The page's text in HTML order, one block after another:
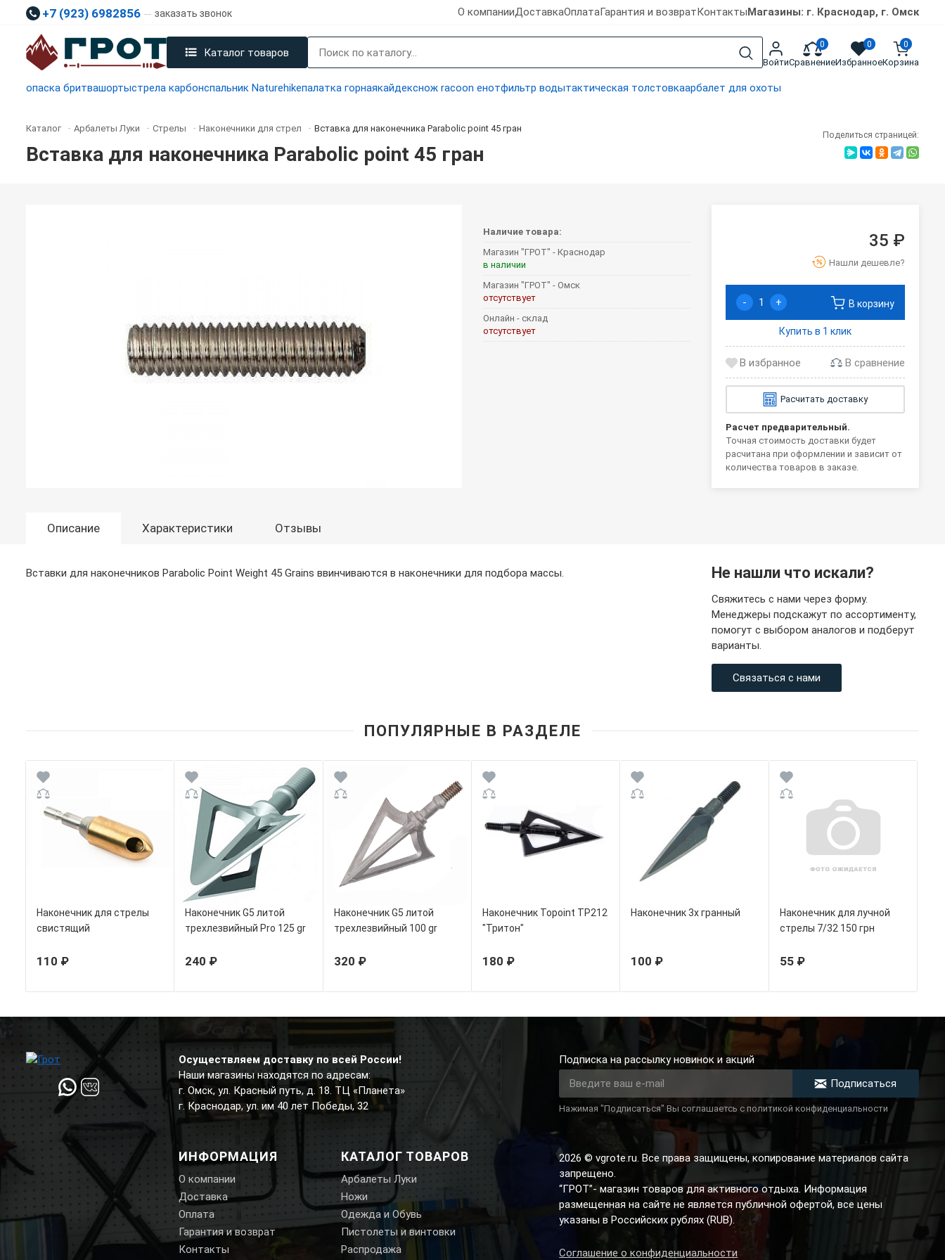
+7 (923) 6982856 заказать звонок О компанииДоставкаОплатаГарантия и возвратКонтактыМагазины: г. Краснодар, г. Омск
Каталог товаров
Войти
0
Сравнение
0
Избранное
0
Корзина
опаска бритвашортыстрела карбонспальник Naturehikeпалатка горнаякайдекснож racoon енотфильтр водытактическая толстовкаарбалет для охоты
Каталог - Арбалеты Луки - Стрелы - Наконечники для стрел - Вставка для наконечника Parabolic point 45 гран
Вставка для наконечника Parabolic point 45 гран
Поделиться страницей:
Наличие товара:
Магазин "ГРОТ" - Краснодар
в наличии
Магазин "ГРОТ" - Омск
отсутствует
Онлайн - склад
отсутствует
35 ₽
Нашли дешевле?
- + В корзину
Купить в 1 клик
В сравнение
Расчитать доставку
Расчет предварительный.
Точная стоимость доставки будет
расчитана при оформлении и зависит от
количества товаров в заказе.
Описание Характеристики Отзывы
Вставки для наконечников Parabolic Point Weight 45 Grains ввинчиваются в наконечники для подбора массы. Не нашли что искали?
Свяжитесь с нами через форму.
Менеджеры подскажут по ассортименту,
помогут с выбором аналогов и подберут
варианты.
Связаться с нами
ПОПУЛЯРНЫЕ В РАЗДЕЛЕ
Наконечник для стрелы
свистящий
110 ₽
Наконечник G5 литой
трехлезвийный Pro 125 gr
240 ₽
Наконечник G5 литой
трехлезвийный 100 gr
320 ₽
Наконечник Topoint TP212
"Тритон"
180 ₽
Наконечник 3х гранный
100 ₽
Наконечник для лучной
стрелы 7/32 150 грн
55 ₽
Осуществляем доставку по всей России!
Наши магазины находятся по адресам:
г. Омск, ул. Красный путь, д. 18. ТЦ «Планета»
г. Краснодар, ул. им 40 лет Победы, 32
ИНФОРМАЦИЯ
О компании
Доставка
Оплата
Гарантия и возврат
Контакты
КАТАЛОГ ТОВАРОВ
Арбалеты Луки
Ножи
Одежда и Обувь
Пистолеты и винтовки
Распродажа
Подписка на рассылку новинок и акций
Подписаться
Нажимая "Подписаться" Вы соглашаетсь с политикой конфиденциальности
2026 © vgrote.ru. Все права защищены, копирование материалов сайта
запрещено.
“ГРОТ”- магазин товаров для активного отдыха. Информация
размещенная на сайте не является публичной офертой, все цены
указаны в Российских рублях (RUB).
Соглашение о конфиденциальности